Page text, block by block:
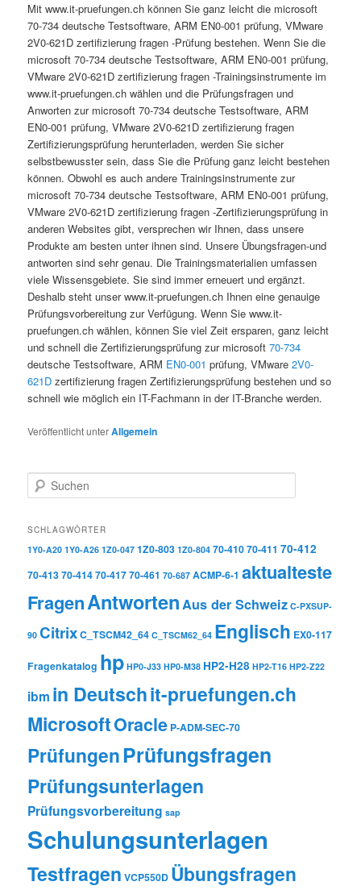
Mit www.it-pruefungen.ch können Sie ganz leicht die microsoft
70-734 deutsche Testsoftware, ARM EN0-001 prüfung, VMware
2V0-621D zertifizierung fragen -Prüfung bestehen. Wenn Sie die
microsoft 70-734 deutsche Testsoftware, ARM EN0-001 prüfung,
VMware 2V0-621D zertifizierung fragen -Trainingsinstrumente im
www.it-pruefungen.ch wählen und die Prüfungsfragen und
Anworten zur microsoft 70-734 deutsche Testsoftware, ARM
EN0-001 prüfung, VMware 2V0-621D zertifizierung fragen
Zertifizierungsprüfung herunterladen, werden Sie sicher
selbstbewusster sein, dass Sie die Prüfung ganz leicht bestehen
können. Obwohl es auch andere Trainingsinstrumente zur
microsoft 70-734 deutsche Testsoftware, ARM EN0-001 prüfung,
VMware 2V0-621D zertifizierung fragen -Zertifizierungsprüfung in
anderen Websites gibt, versprechen wir Ihnen, dass unsere
Produkte am besten unter ihnen sind. Unsere Übungsfragen-und
antworten sind sehr genau. Die Trainingsmaterialien umfassen
viele Wissensgebiete. Sie sind immer erneuert und ergänzt.
Deshalb steht unser www.it-pruefungen.ch Ihnen eine genauige
Prüfungsvorbereitung zur Verfügung. Wenn Sie www.it-
pruefungen.ch wählen, können Sie viel Zeit ersparen, ganz leicht
und schnell die Zertifizierungsprüfung zur microsoft70-734
deutsche Testsoftware, ARM EN0-001 prüfung, VMware2V0-
621D zertifizierung fragen Zertifizierungsprüfung bestehen und so
schnell wie möglich ein IT-Fachmann in der IT-Branche werden.
Veröffentlicht unterAllgemein
Suchen
SCHLAGWÖRTER
1Y0-A20 1Y0-A26 1Z0-047 1Z0-803 1Z0-804 70-41070-411 70-412
70-41370-41470-41770-461 70-687 ACMP-6-1 aktualteste
FragenAntwortenAus der Schweiz C-PXSUP-
90 CitrixC_TSCM42_64 C_TSCM62_64 Englisch EX0-117
Fragenkatalog hp HP0-J33 HP0-M38 HP2-H28 HP2-T16 HP2-Z22
ibm in Deutschit-pruefungen.ch
MicrosoftOracle P-ADM-SEC-70
PrüfungenPrüfungsfragen
Prüfungsunterlagen
Prüfungsvorbereitung sap
Schulungsunterlagen
Testfragen VCP550D Übungsfragen